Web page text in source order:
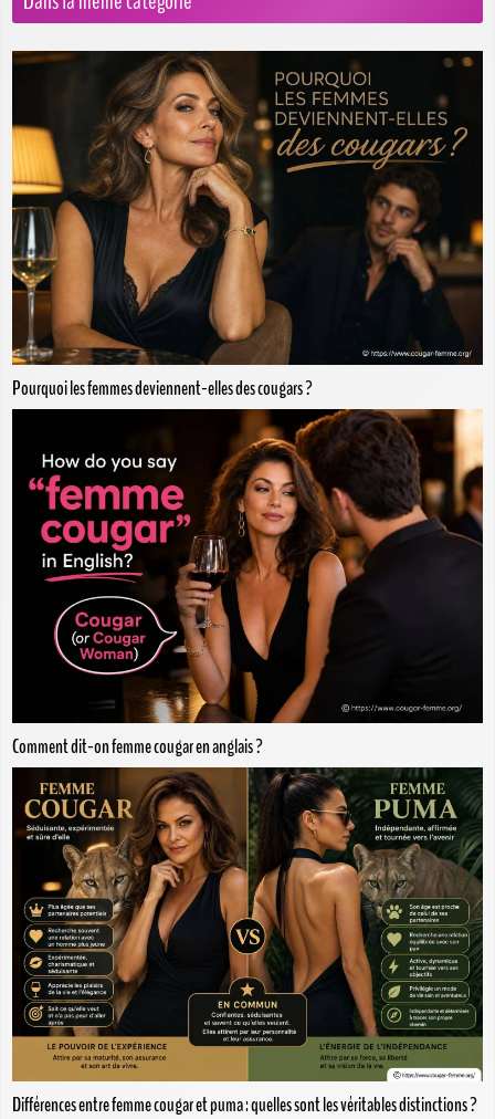
Pourquoi les femmes deviennent-elles des cougars ?
Comment dit-on femme cougar en anglais ?
Différences entre femme cougar et puma : quelles sont les véritables distinctions ?